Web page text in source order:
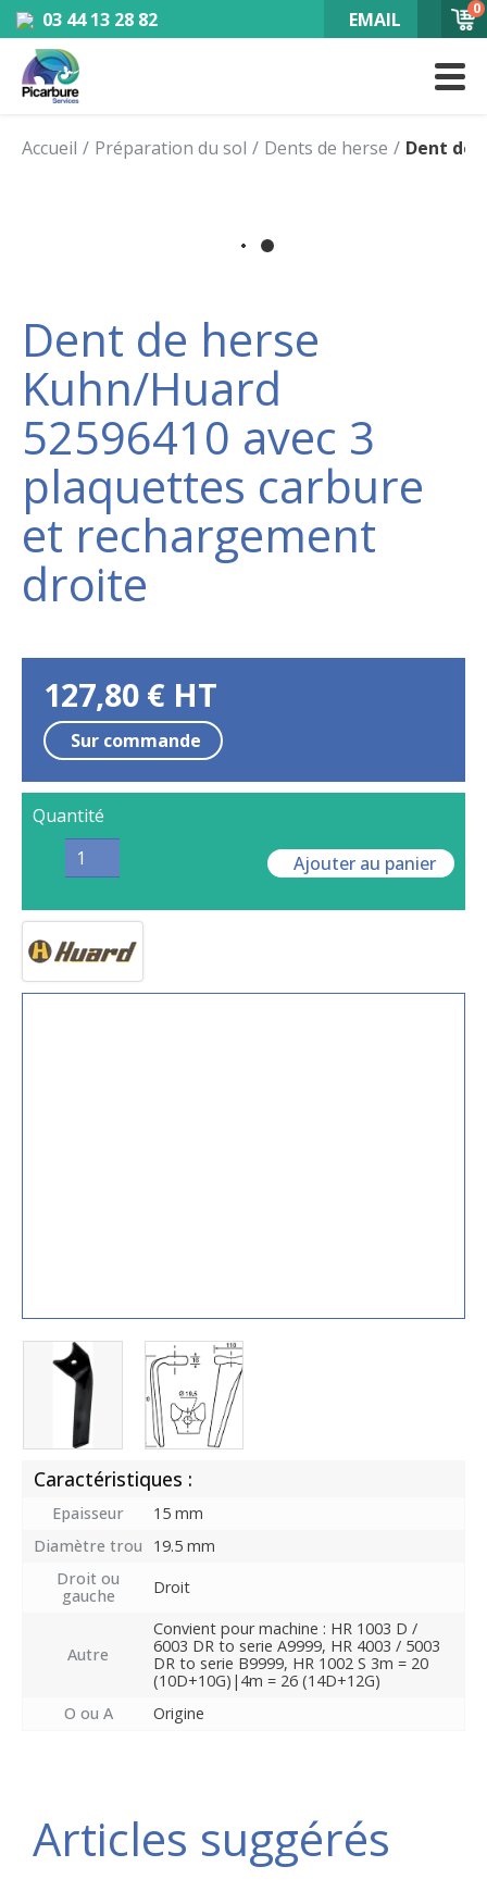
03 44 13 28 82 EMAIL 0
Accueil Préparation du sol Dents de herse Dent de
Dent de herse
Kuhn/Huard
52596410 avec 3
plaquettes carbure
et rechargement
droite
Caractéristiques :
Epaisseur
15 mm
Diamètre trou
19.5 mm
Droit ou
gauche
Droit
Autre
Convient pour machine : HR 1003 D /
6003 DR to serie A9999, HR 4003 / 5003
DR to serie B9999, HR 1002 S 3m = 20
(10D+10G)|4m = 26 (14D+12G)
O ou A
Origine
127,80 € HT
Sur commande
Quantité
Ajouter au panier
Articles suggérés